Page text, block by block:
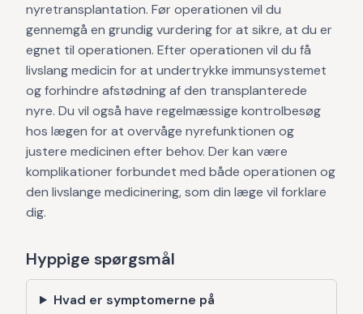
nyretransplantation. Før operationen vil du
gennemgå en grundig vurdering for at sikre, at du er
egnet til operationen. Efter operationen vil du få
livslang medicin for at undertrykke immunsystemet
og forhindre afstødning af den transplanterede
nyre. Du vil også have regelmæssige kontrolbesøg
hos lægen for at overvåge nyrefunktionen og
justere medicinen efter behov. Der kan være
komplikationer forbundet med både operationen og
den livslange medicinering, som din læge vil forklare
dig.
Hyppige spørgsmål
Hvad er symptomerne på